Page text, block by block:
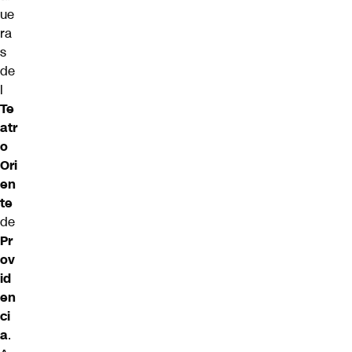
ue
ra
s
de
l
Te
atr
o
Ori
en
te
de
Pr
ov
id
en
ci
a.